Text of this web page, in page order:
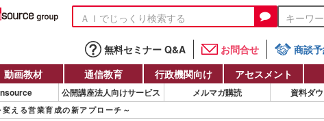
無料セミナー Q&A お問合せ 商談
動画教材 通信教育 行政機関向け アセスメント
公開講座法人向けサービス メルマガ購読 資料ダ
える営業育成の新アプローチ～